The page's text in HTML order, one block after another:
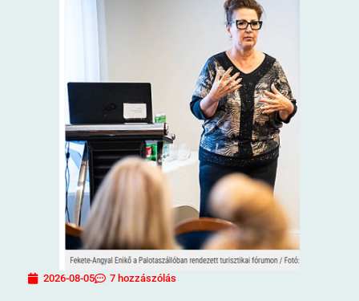
2026-08-05 7 hozzászólás